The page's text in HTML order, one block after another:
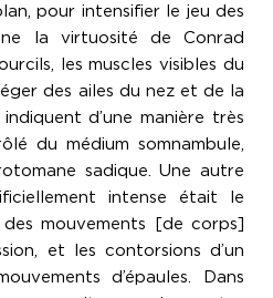
pour intensifier le jeu des
la virtuosité de Conrad
les muscles visibles du
des ailes du nez et de la
d’une manière très
du médium somnambule,
sadique. Une autre
intense était le
mouvements [de corps]
et les contorsions d’un
d’épaules. Dans